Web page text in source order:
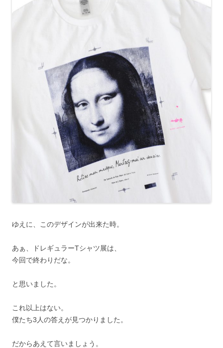
ゆえに、このデザインが出来た時。
あぁ、ドレギュラーTシャツ展は、
今回で終わりだな。
と思いました。
これ以上はない。
僕たち3人の答えが見つかりました。
だからあえて言いましょう。